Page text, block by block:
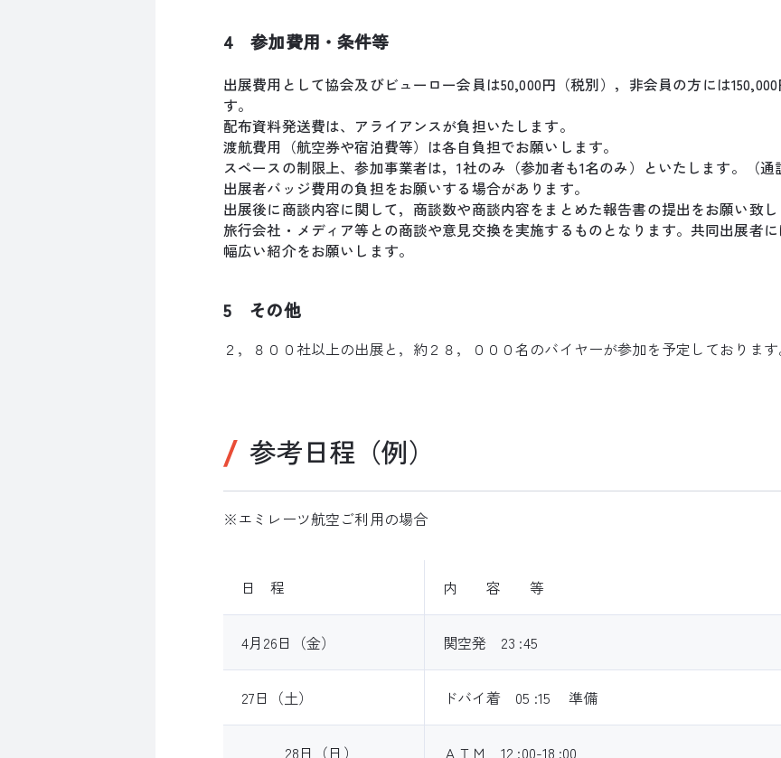
4 参加費用・条件等
出展費用として協会及びビューロー会員は50,000円（税別），非会員の方には
す。
配布資料発送費は、アライアンスが負担いたします。
渡航費用（航空券や宿泊費等）は各自負担でお願いします。
スペースの制限上、参加事業者は，1社のみ（参加者も1名のみ）といたします。（通
出展者バッジ費用の負担をお願いする場合があります。
出展後に商談内容に関して，商談数や商談内容をまとめた報告書の提出をお願い致し
旅行会社・メディア等との商談や意見交換を実施するものとなります。共同出展者
幅広い紹介をお願いします。
5 その他
２，８００社以上の出展と，約２８，０００名のバイヤーが参加を予定しております
参考日程（例）
※エミレーツ航空ご利用の場合
日 程 内 容 等
4月26日（金） 関空発 23 :45
27日（土） ドバイ着 05 :15 準備
28日（日） ＡＴＭ 12 :00-18 :00